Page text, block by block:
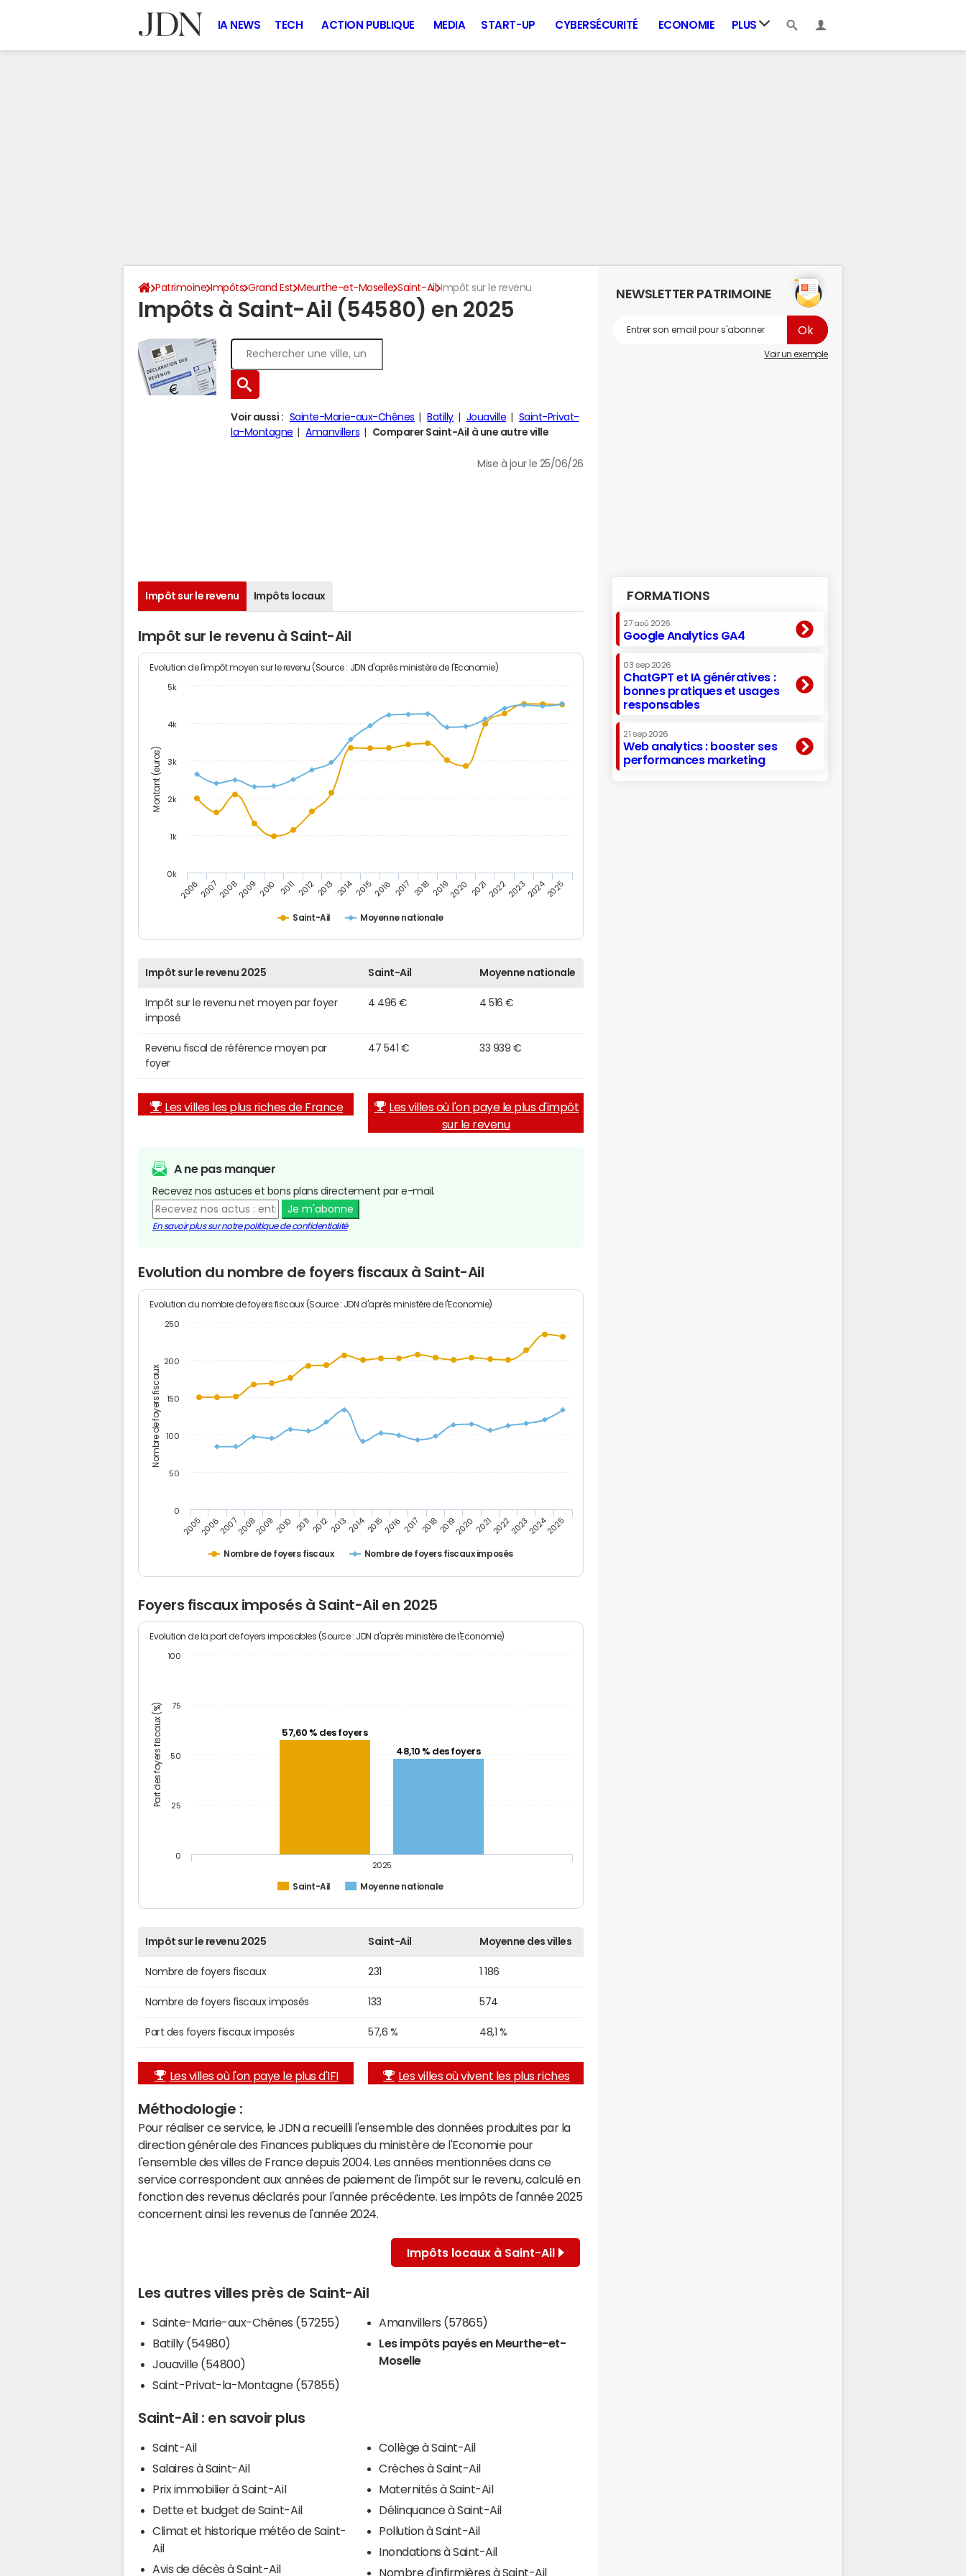
IA NEWS TECH ACTION PUBLIQUE MEDIA START-UP CYBERSÉCURITÉ ECONOMIE PLUS
Patrimoine Impôts Grand Est Meurthe-et-Moselle Saint-Ail Impôt sur le revenu
Impôts à Saint-Ail (54580) en 2025
Voir aussi : Sainte-Marie-aux-Chênes Batilly Jouaville
Saint-Privat-
la-Montagne
Amanvillers Comparer Saint-Ail à une autre ville
Mise à jour le 25/06/26
Impôt sur le revenu Impôts locaux
Impôt sur le revenu à Saint-Ail
Montant (euros)
Evolution de l'impôt moyen sur le revenu (Source : JDN d'après ministère de l'Economie)
Saint-Ail Moyenne nationale
20062007200820092010 2011 20122013 201420152016 2017 201820192020 20212022202320242025
0k
1k
2k
3k
4k
5k
Impôt sur le revenu 2025 Saint-Ail Moyenne nationale
Impôt sur le revenu net moyen par foyer
imposé
4 496 € 4 516 €
Revenu fiscal de référence moyen par
foyer
47 541 € 33 939 €
Les villes les plus riches de France
Les villes où l'on paye le plus d'impôt
sur le revenu
A ne pas manquer
Recevez nos astuces et bons plans directement par e-mail.
Je m'abonne
En savoir plus sur notre politique de confidentialité
Evolution du nombre de foyers fiscaux à Saint-Ail
Nombre de foyers fiscaux
Evolution du nombre de foyers fiscaux (Source : JDN d'après ministère de l'Economie)
Nombre de foyers fiscaux Nombre de foyers fiscaux imposés
200520062007200820092010 201120122013201420152016 2017 20182019202020212022202320242025
0
50
100
150
200
250
Foyers fiscaux imposés à Saint-Ail en 2025
Part des foyers fiscaux (%)
Evolution de la part de foyers imposables (Source : JDN d'après ministère de l'Economie)
57,60 % des foyers
48,10 % des foyers
Saint-Ail Moyenne nationale
2025
0
25
50
75
100
Impôt sur le revenu 2025 Saint-Ail Moyenne des villes
Nombre de foyers fiscaux 231 1 186
Nombre de foyers fiscaux imposés 133 574
Part des foyers fiscaux imposés 57,6 % 48,1 %
Les villes où l'on paye le plus d'IFI Les villes où vivent les plus riches
Méthodologie :
Pour réaliser ce service, le JDN a recueilli l'ensemble des données produites par la
direction générale des Finances publiques du ministère de l'Economie pour
l'ensemble des villes de France depuis 2004. Les années mentionnées dans ce
service correspondent aux années de paiement de l'impôt sur le revenu, calculé en
fonction des revenus déclarés pour l'année précédente. Les impôts de l'année 2025
concernent ainsi les revenus de l'année 2024.
Impôts locaux à Saint-Ail
Les autres villes près de Saint-Ail
Sainte-Marie-aux-Chênes (57255)
Batilly (54980)
Jouaville (54800)
Saint-Privat-la-Montagne (57855)
Amanvillers (57865)
Les impôts payés en Meurthe-et-
Moselle
Saint-Ail : en savoir plus
Saint-Ail
Salaires à Saint-Ail
Prix immobilier à Saint-Ail
Dette et budget de Saint-Ail
Climat et historique météo de Saint-
Ail
Avis de décès à Saint-Ail
Collège à Saint-Ail
Crèches à Saint-Ail
Maternités à Saint-Ail
Délinquance à Saint-Ail
Pollution à Saint-Ail
Inondations à Saint-Ail
Nombre d'infirmières à Saint-Ail
NEWSLETTER PATRIMOINE
Voir un exemple
FORMATIONS
27 aoû 2026
Google Analytics GA4
03 sep 2026
ChatGPT et IA génératives :
bonnes pratiques et usages
responsables
21 sep 2026
Web analytics : booster ses
performances marketing